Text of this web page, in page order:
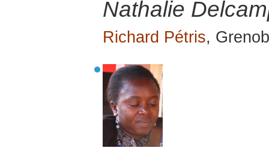
Nathalie
Richard Pétris,